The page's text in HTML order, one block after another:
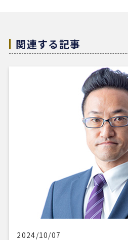
ています。知人にも自信を持
会社様です。
4 か月前
REDSは、自分でSUUMOな
きる人にはおすすめだと感じ
他の不動産会社にも行きまし
寄り添うというより、不動産
を勧められているように感じ
その点、REDSは自分で見つ
すいのがよかったです。
一方で、自分が望む物件像が
うまく検索できない人にとっ
関連する記事
2024/10/07